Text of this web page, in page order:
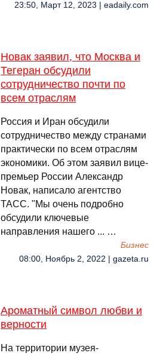
23:50, Март 12, 2023 | eadaily.com
Новак заявил, что Москва и
Тегеран обсудили
сотрудничество почти по
всем отраслям
Россия и Иран обсудили
сотрудничество между странами
практически по всем отраслям
экономики. Об этом заявил вице-
премьер России Александр
Новак, написало агентство
ТАСС. "Мы очень подробно
обсудили ключевые
направления нашего ... …
Бизнес
08:00, Ноябрь 2, 2022 | gazeta.ru
Ароматный символ любви и
верности
На территории музея-